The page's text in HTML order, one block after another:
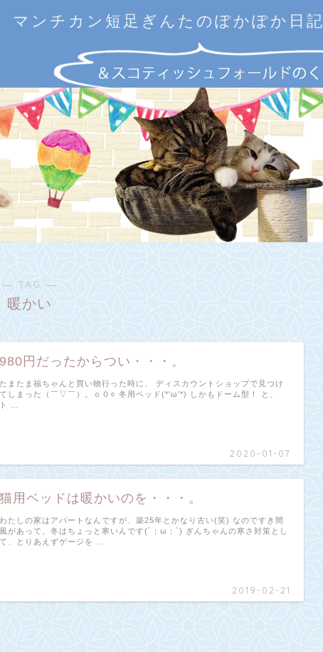
マンチカン短足ぎんたのぽかぽか日記
― TAG ―
暖かい
980円だったからつい・・・。
2020-01-07
たまたま福ちゃんと買い物行った時に、 ディスカウントショップで見つけ
てしまった（￣▽￣）。ｏ０○ 冬用ベッド(*'ω'*) しかもドーム型！ と、
ト …
猫用ベッドは暖かいのを・・・。
2019-02-21
わたしの家はアパートなんですが、築25年とかなり古い(笑) なのですき間
風があって、冬はちょっと寒いんです(´；ω；`) ぎんちゃんの寒さ対策とし
て、とりあえずゲージを …